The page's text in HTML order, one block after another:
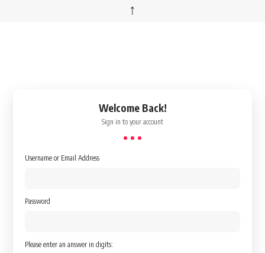
↑
Welcome Back!
Sign in to your account
Username or Email Address
Password
Please enter an answer in digits: